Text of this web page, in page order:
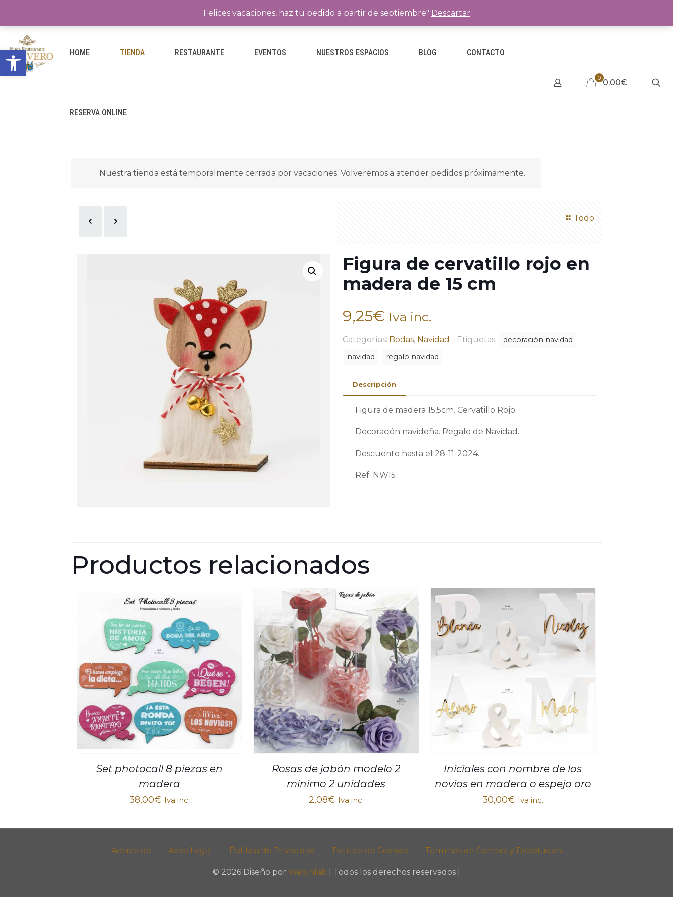
Abrir barra de herramientas
HOME TIENDA RESTAURANTE EVENTOS NUESTROS ESPACIOS BLOG CONTACTO
RESERVA ONLINE
0 0,00€
Nuestra tienda está temporalmente cerrada por vacaciones. Volveremos a atender pedidos próximamente.
Todo
Figura de cervatillo rojo en
madera de 15 cm
9,25€ Iva inc.
Categorías: Bodas, Navidad Etiquetas:
decoración navidad
navidad
regalo navidad
Descripción
Figura de madera 15,5cm. Cervatillo Rojo.
Decoración navideña. Regalo de Navidad.
Descuento hasta el 28-11-2024.
Ref. NW15
Productos relacionados
Set photocall 8 piezas en
madera
38,00€ Iva inc.
Rosas de jabón modelo 2
mínimo 2 unidades
2,08€ Iva inc.
Iniciales con nombre de los
novios en madera o espejo oro
30,00€ Iva inc.
Acerca de Aviso Legal Política de Privacidad Política de Cookies Términos de Compra y Devolución
© 2026 Diseño por Webinlab | Todos los derechos reservados |
Felices vacaciones, haz tu pedido a partir de septiembre" Descartar